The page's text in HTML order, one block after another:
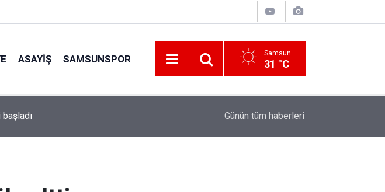
ASAYİŞ SAMSUNSPOR Samsun
31 °C
Günün tüm haberleri